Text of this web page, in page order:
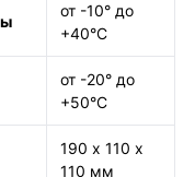
от -10° до
+40°С
от -20° до
+50°С
190 х 110 х
110 мм